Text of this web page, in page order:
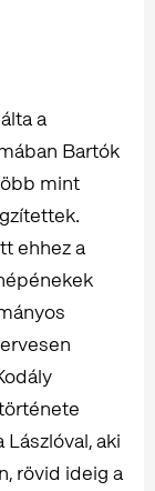
a
Bartók
mint
ehhez a
aki
rövid ideig a